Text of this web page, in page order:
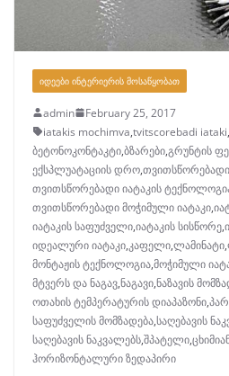
ᲘᲓᲔᲔᲑᲘ ᲘᲜᲢᲔᲠᲘᲔᲠᲘᲡ ᲛᲝᲡᲐᲬᲧᲝᲑᲐᲗ
admin
February 25, 2017
iatakis mochimva,tvitscorebadi iataki,
ბეტონოკონტაკტი,ბზარები,გრუნტის
ექსპლუატაციის დრო,თვითსწორებადი
თვითსწორებადი იატაკის
თვითსწორებადი მოჭიმული იატაკი,
იატაკის საფუძველი,იატაკის სისწორე,
იდეალური იატაკი,კაფელი,ლამინატი,
მონტაჟის ტექნოლოგია,მოჭიმული
მტვერს და ნაგავ,ნაგავი,ნაზავის
ოთახის ტემპერატურის დიაპაზონი,
საფუძველის მომზადება,საღებავის
საღებავის ნაკვალებს,შპატელი,
ჰორიზონტალური ზედაპირი